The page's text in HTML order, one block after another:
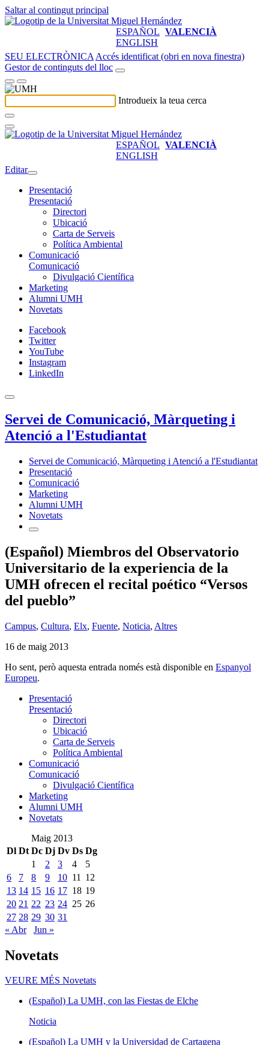
Saltar al contingut principal
ESPAÑOL VALENCIÀ
ENGLISH
SEU ELECTRÒNICA Accés identificat (obri en nova finestra)
Gestor de continguts del lloc
Introdueix la teua cerca
ESPAÑOL VALENCIÀ
ENGLISH
Editar
Presentació
Presentació
Directori
Ubicació
Carta de Serveis
Política Ambiental
Comunicació
Comunicació
Divulgació Científica
Marketing
Alumni UMH
Novetats
Facebook
Twitter
YouTube
Instagram
LinkedIn
Servei de Comunicació, Màrqueting i
Atenció a l'Estudiantat
Servei de Comunicació, Màrqueting i Atenció a l'Estudiantat
Presentació
Comunicació
Marketing
Alumni UMH
Novetats
(Español) Miembros del Observatorio
Universitario de la experiencia de la
UMH ofrecen el recital poético “Versos
del pueblo”
Campus, Cultura, Elx, Fuente, Noticia, Altres
16 de maig 2013
Ho sent, però aquesta entrada només està disponible en Espanyol
Europeu.
Presentació
Presentació
Directori
Ubicació
Carta de Serveis
Política Ambiental
Comunicació
Comunicació
Divulgació Científica
Marketing
Alumni UMH
Novetats
Maig 2013
Dl Dt Dc Dj Dv Ds Dg
1
2 3 4
5
6
7 8 9 10 11
12
13 14 15 16 17 18 19
20 21 22 23 24 25 26
27 28 29 30 31
« Abr
Jun »
Novetats
VEURE MÉS Novetats
(Español) La UMH, con las Fiestas de Elche
Noticia
(Español) La UMH y la Universidad de Cartagena